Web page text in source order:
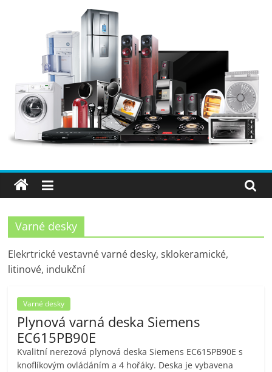
Elektro
OK
–
nejlepší
elektronika
porovnání,
pračky,
televize,
Varné desky
Elekrtrické vestavné varné desky, sklokeramické,
litinové, indukční
Varné desky
Plynová varná deska Siemens
EC615PB90E
Kvalitní nerezová plynová deska Siemens EC615PB90E s
knoflíkovým ovládáním a 4 hořáky. Deska je vybavena